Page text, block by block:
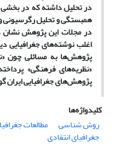
در تحلیل داشته که در بخشی
همبستگی و تحلیل
در مجلات این پژوهش
پژوهش‌ها به مسائلی چون
«نظریه‌های فرهنگی»
پژوهش‌های جغرافیایی ایران
کلیدواژه‌ها
روش شناسی
مطالعات جغرافیا
جغرافیای انتقادی